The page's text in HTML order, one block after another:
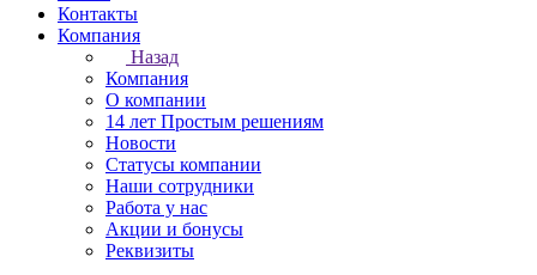
Контакты
Компания
Назад
Компания
О компании
14 лет Простым решениям
Новости
Статусы компании
Наши сотрудники
Работа у нас
Акции и бонусы
Реквизиты